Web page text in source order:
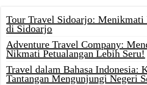
Tour Travel Sidoarjo: Menikmati
di Sidoarjo
Adventure Travel Company:
Nikmati Petualangan Lebih Seru!
Travel dalam Bahasa Indonesia:
Tantangan Mengunjungi Negeri